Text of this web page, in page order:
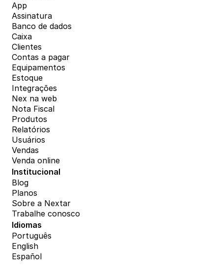
App
Assinatura
Banco de dados
Caixa
Clientes
Contas a pagar
Equipamentos
Estoque
Integrações
Nex na web
Nota Fiscal
Produtos
Relatórios
Usuários
Vendas
Venda online
Institucional
Blog
Planos
Sobre a Nextar
Trabalhe conosco
Idiomas
Português
English
Español